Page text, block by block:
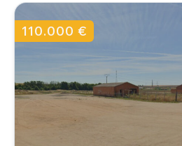
110.000 €